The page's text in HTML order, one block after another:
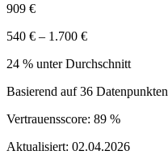
909 €
540 € – 1.700 €
24 % unter Durchschnitt
Basierend auf36 Datenpunkten
Vertrauensscore: 89 %
Aktualisiert: 02.04.2026